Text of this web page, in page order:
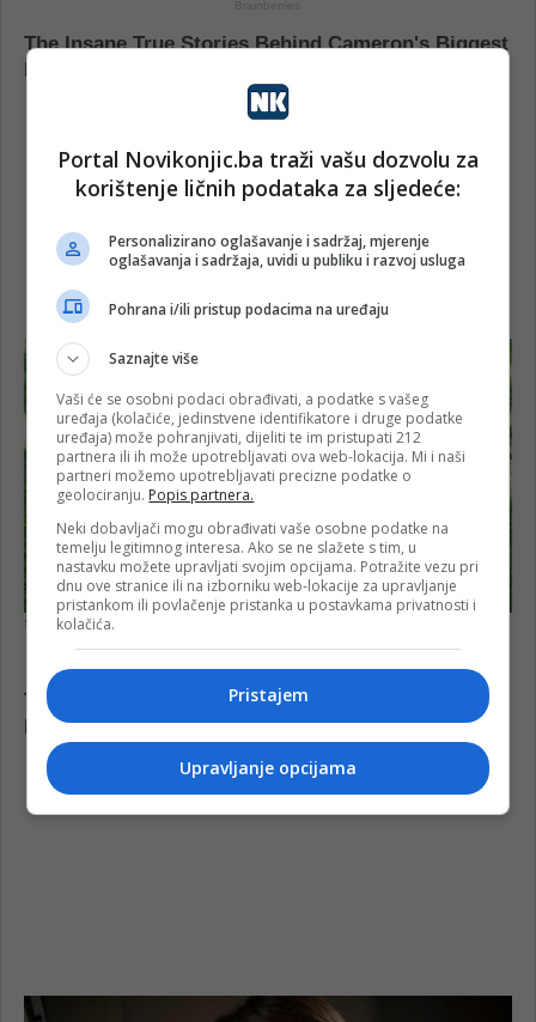
Portal Novikonjic.ba traži vašu dozvolu za
korištenje ličnih podataka za sljedeće:
Personalizirano oglašavanje i sadržaj, mjerenje
oglašavanja i sadržaja, uvidi u publiku i razvoj usluga
Pohrana i/ili pristup podacima na uređaju
Saznajte više
Vaši će se osobni podaci obrađivati, a podatke s vašeg
uređaja (kolačiće, jedinstvene identifikatore i druge podatke
uređaja) može pohranjivati, dijeliti te im pristupati 212
partnera ili ih može upotrebljavati ova web-lokacija. Mi i naši
partneri možemo upotrebljavati precizne podatke o
geolociranju. Popis partnera.
Neki dobavljači mogu obrađivati vaše osobne podatke na
temelju legitimnog interesa. Ako se ne slažete s tim, u
nastavku možete upravljati svojim opcijama. Potražite vezu pri
dnu ove stranice ili na izborniku web-lokacije za upravljanje
pristankom ili povlačenje pristanka u postavkama privatnosti i
kolačića.
Pristajem
Upravljanje opcijama